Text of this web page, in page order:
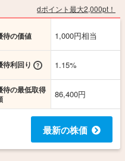
dポイント最大2,000pt！
待の価値 1,000円相当
待利回り 1.15%
待の最低取得
86,400円
最新の株価